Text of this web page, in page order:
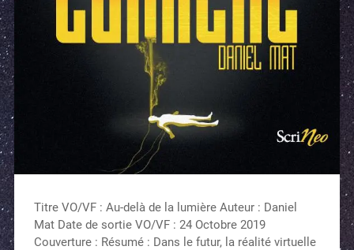
Titre VO/VF : Au-delà de la lumière Auteur : Daniel
Mat Date de sortie VO/VF : 24 Octobre 2019
Couverture : Résumé : Dans le futur, la réalité virtuelle